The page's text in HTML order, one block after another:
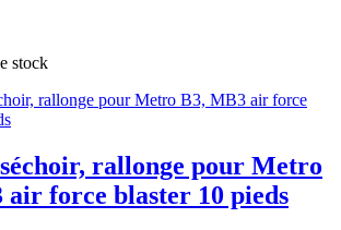
stock
rallonge pour Metro
air force blaster 10 pieds